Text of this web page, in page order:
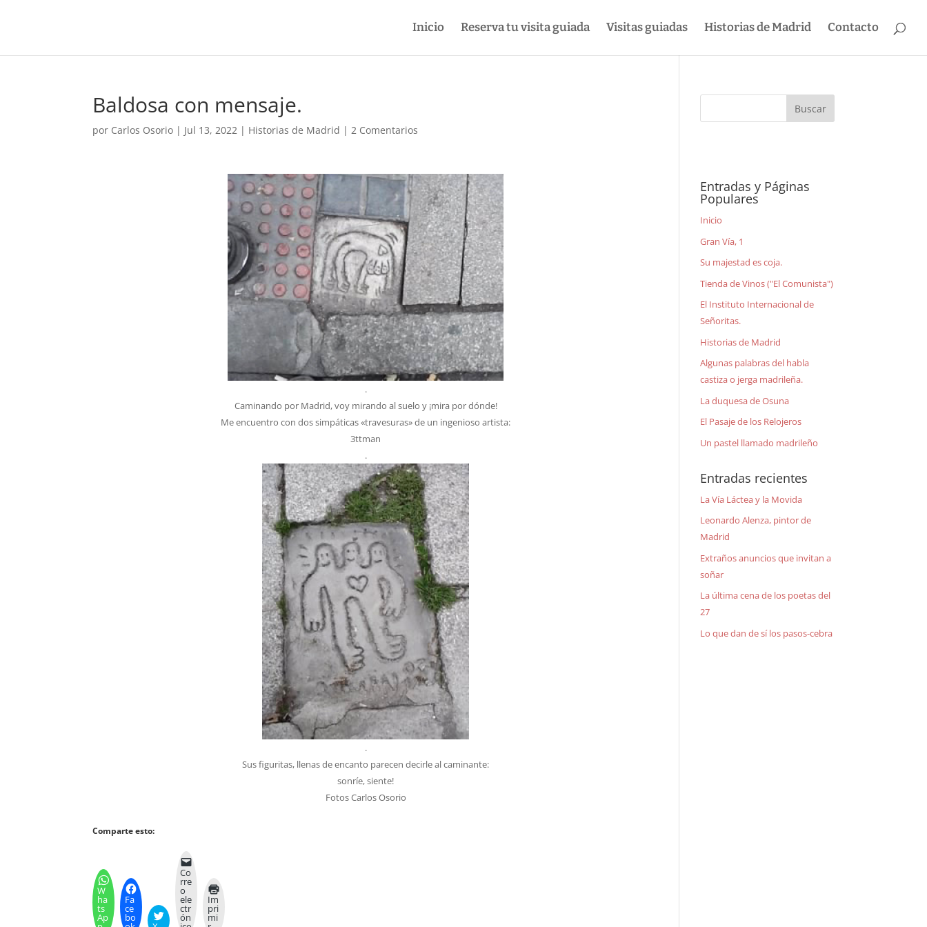
Inicio Reserva tu visita guiada Visitas guiadas Historias de Madrid Contacto
Baldosa con mensaje.
por Carlos Osorio | Jul 13, 2022 | Historias de Madrid |2 Comentarios
.
Caminando por Madrid, voy mirando al suelo y ¡mira por dónde!
Me encuentro con dos simpáticas «travesuras» de un ingenioso artista:
3ttman
.
.
Sus figuritas, llenas de encanto parecen decirle al caminante:
sonríe, siente!
Fotos Carlos Osorio
Comparte esto:
W
ha
ts
Ap
Fa
ce
bo
Co
rre
o
ele
ctr
ón
Im
pri
mi
Entradas y Páginas
Populares
Inicio
Gran Vía, 1
Su majestad es coja.
Tienda de Vinos ("El Comunista")
El Instituto Internacional de
Señoritas.
Historias de Madrid
Algunas palabras del habla
castiza o jerga madrileña.
La duquesa de Osuna
El Pasaje de los Relojeros
Un pastel llamado madrileño
Entradas recientes
La Vía Láctea y la Movida
Leonardo Alenza, pintor de
Madrid
Extraños anuncios que invitan a
soñar
La última cena de los poetas del
27
Lo que dan de sí los pasos-cebra